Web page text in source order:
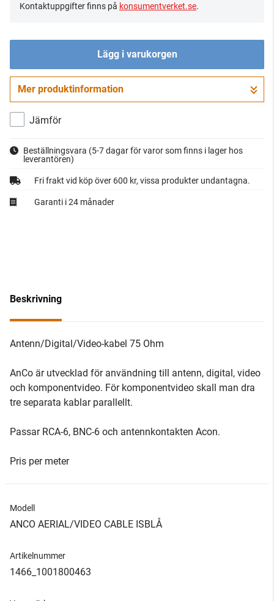
Kontaktuppgifter finns på konsumentverket.se.
Lägg i varukorgen
Gå till kassan
Mer produktinformation
Jämför
Beställningsvara (5-7 dagar för varor som finns i lager hos
leverantören)
Fri frakt vid köp över 600 kr, vissa produkter undantagna.
Garanti i 24 månader
Beskrivning
Antenn/Digital/Video-kabel 75 Ohm
AnCo är utvecklad för användning till antenn, digital, video
och komponentvideo. För komponentvideo skall man dra
tre separata kablar parallellt.
Passar RCA-6, BNC-6 och antennkontakten Acon.
Pris per meter
Modell
ANCO AERIAL/VIDEO CABLE ISBLÅ
Artikelnummer
1466_1001800463